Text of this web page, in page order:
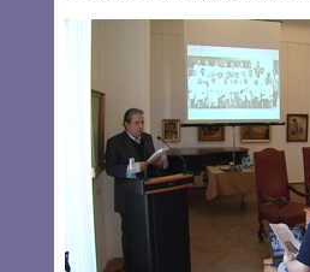
în privinţa prezenţei la Târg a
(Timpuri Noi), una dintre cele mai
cuvânt ale organizaţiilor rasiste şi
opuse în cel mai categoric mod
drepturilor omului şi corectitudinii
OCT 6, 2016